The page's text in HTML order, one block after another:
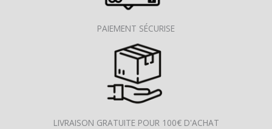
PAIEMENT SÉCURISE
LIVRAISON GRATUITE POUR 100€ D'ACHAT